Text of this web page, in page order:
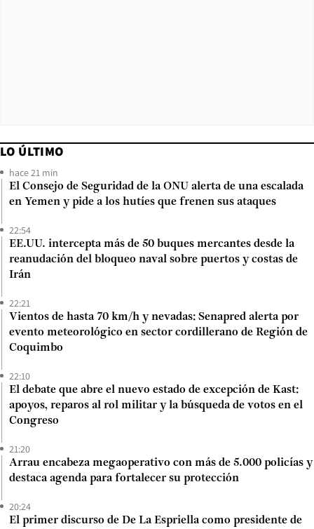
LO ÚLTIMO
hace 21 min
El Consejo de Seguridad de la ONU alerta de una escalada
en Yemen y pide a los hutíes que frenen sus ataques
22:54
EE.UU. intercepta más de 50 buques mercantes desde la
reanudación del bloqueo naval sobre puertos y costas de
Irán
22:21
Vientos de hasta 70 km/h y nevadas: Senapred alerta por
evento meteorológico en sector cordillerano de Región de
Coquimbo
22:10
El debate que abre el nuevo estado de excepción de Kast:
apoyos, reparos al rol militar y la búsqueda de votos en el
Congreso
21:20
Arrau encabeza megaoperativo con más de 5.000 policías y
destaca agenda para fortalecer su protección
20:24
El primer discurso de De La Espriella como presidente de